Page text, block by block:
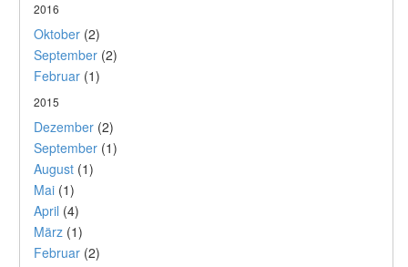
2016
Oktober (2)
September (2)
Februar (1)
2015
Dezember (2)
September (1)
August (1)
Mai (1)
April (4)
März (1)
Februar (2)